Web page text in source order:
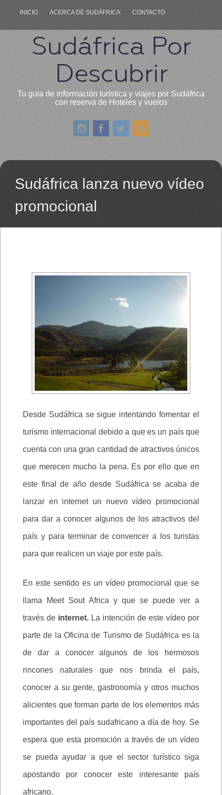
INICIO ACERCA DE SUDÁFRICA CONTACTO
Sudáfrica Por
Descubrir
Tu guia de información turística y viajes por Sudáfrica
con reserva de Hoteles y vuelos
Sudáfrica lanza nuevo vídeo
promocional
Desde Sudáfrica se sigue intentando fomentar el
turismo internacional debido a que es un país que
cuenta con una gran cantidad de atractivos únicos
que merecen mucho la pena. Es por ello que en
este final de año desde Sudáfrica se acaba de
lanzar en internet un nuevo vídeo promocional
para dar a conocer algunos de los atractivos del
país y para terminar de convencer a los turistas
para que realicen un viaje por este país.
En este sentido es un vídeo promocional que se
llama Meet Sout Africa y que se puede ver a
través de internet. La intención de este vídeo por
parte de la Oficina de Turismo de Sudáfrica es la
de dar a conocer algunos de los hermosos
rincones naturales que nos brinda el país,
conocer a su gente, gastronomía y otros muchos
alicientes que forman parte de los elementos más
importantes del país sudafricano a día de hoy. Se
espera que esta promoción a través de un vídeo
se pueda ayudar a que el sector turístico siga
apostando por conocer este interesante país
africano.